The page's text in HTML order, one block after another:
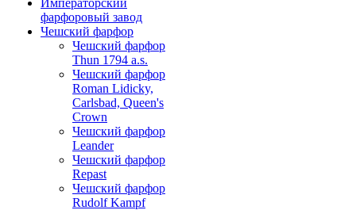
Императорский
фарфоровый завод
Чешский фарфор
Чешский фарфор
Thun 1794 a.s.
Чешский фарфор
Roman Lidicky,
Carlsbad, Queen's
Crown
Чешский фарфор
Leander
Чешский фарфор
Repast
Чешский фарфор
Rudolf Kampf